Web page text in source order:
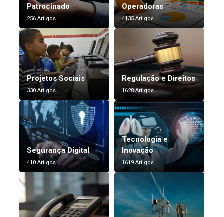
Patrocinado
256 Artigos
Operadoras
4135 Artigos
Projetos Sociais
330 Artigos
Regulação e Direitos
1628 Artigos
Segurança Digital
410 Artigos
Tecnologia e
Inovação
1619 Artigos